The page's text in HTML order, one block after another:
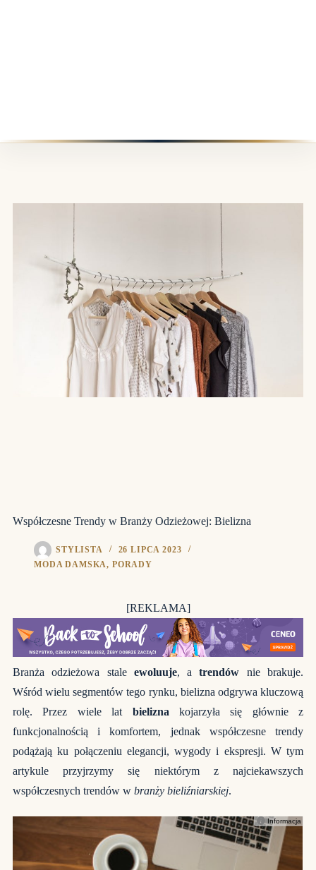
Współczesne Trendy w Branży Odzieżowej: Bielizna
STYLISTA
26 LIPCA 2023
MODA DAMSKA, PORADY
[REKLAMA]
Branża odzieżowa stale ewoluuje, atrendów nie brakuje.
Wśród wielu segmentów tego rynku, bielizna odgrywa kluczową
rolę. Przez wiele lat bielizna kojarzyła się głównie z
funkcjonalnością i komfortem, jednak współczesne trendy
podążają ku połączeniu elegancji, wygody i ekspresji. W tym
artykule przyjrzymy się niektórym z najciekawszych
współczesnych trendów w branży bieliźniarskiej.